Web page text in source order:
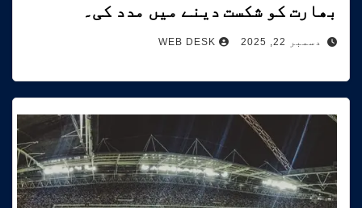
بھارت کو شکست دینے میں مدد کی۔
دسمبر 22, 2025 WEB DESK